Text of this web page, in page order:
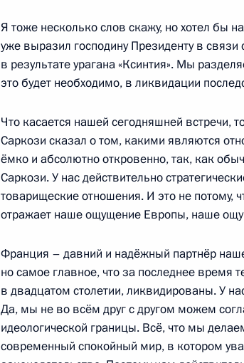
Рабочая встреча с Министром
Юрием Трутневым
25 февраля 2010 года, 17:30 Москва, Кремль
Заявление для прессы по итогам
переговоров
25 февраля 2010 года, 15:00 Москва, Кремль
составе
Интервью французскому журналу «Пари-
Я тоже несколько слов скажу, но хотел бы
уже выразил господину Президенту в
в результате урагана «Ксинтия». Мы
это будет необходимо, в ликвидации
Что касается нашей сегодняшней встречи,
Саркози сказал о том, какими являются
ёмко и абсолютно откровенно, так, как
Саркози. У нас действительно
товарищеские отношения. И это не потому,
отражает наше ощущение Европы, наше
Франция – давний и надёжный партнёр
но самое главное, что за последнее время
в двадцатом столетии, ликвидированы. У
Да, мы не во всём друг с другом можем
идеологической границы. Всё, что мы
современный спокойный мир, в котором